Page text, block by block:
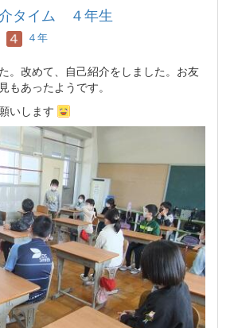
タイム ４年生
４年
。改めて、自己紹介をしました。お友
もあったようです。
いします